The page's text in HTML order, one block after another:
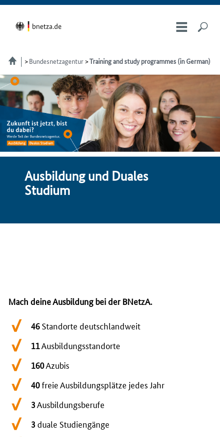
Bundesnetzagentur Training and study programmes (in German)
Ausbildung und Duales
Studium
Mach deine Ausbildung bei der BNetzA.
46 Standorte deutschlandweit
11Ausbildungsstandorte
160Azubis
40freie Ausbildungsplätze jedes Jahr
3Ausbildungsberufe
3duale Studiengänge